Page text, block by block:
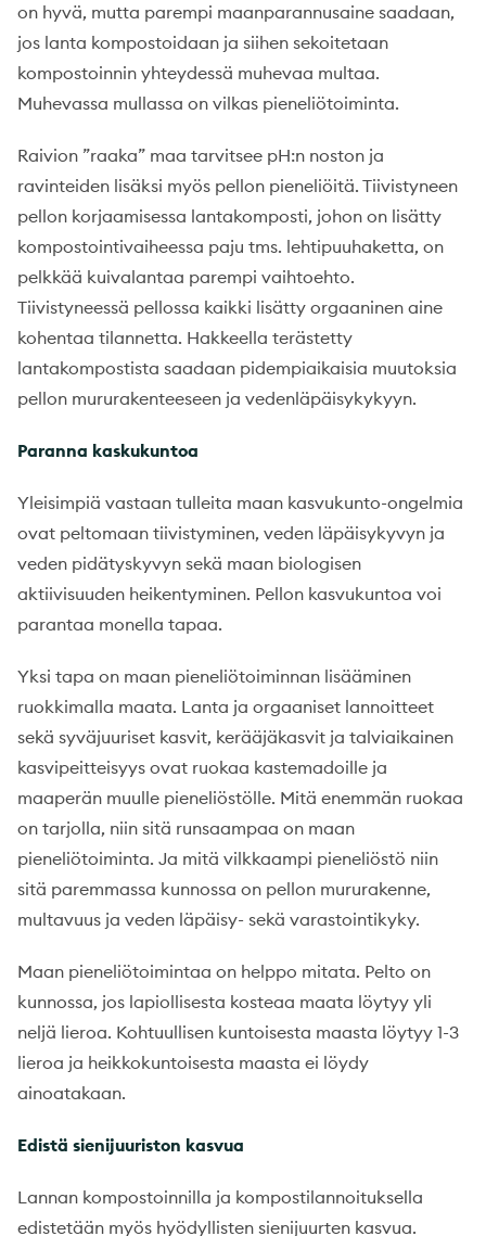
on hyvä, mutta parempi maanparannusaine saadaan,
jos lanta kompostoidaan ja siihen sekoitetaan
kompostoinnin yhteydessä muhevaa multaa.
Muhevassa mullassa on vilkas pieneliötoiminta.
Raivion ”raaka” maa tarvitsee pH:n noston ja
ravinteiden lisäksi myös pellon pieneliöitä. Tiivistyneen
pellon korjaamisessa lantakomposti, johon on lisätty
kompostointivaiheessa paju tms. lehtipuuhaketta, on
pelkkää kuivalantaa parempi vaihtoehto.
Tiivistyneessä pellossa kaikki lisätty orgaaninen aine
kohentaa tilannetta. Hakkeella terästetty
lantakompostista saadaan pidempiaikaisia muutoksia
pellon mururakenteeseen ja vedenläpäisykykyyn.
Paranna kaskukuntoa
Yleisimpiä vastaan tulleita maan kasvukunto-ongelmia
ovat peltomaan tiivistyminen, veden läpäisykyvyn ja
veden pidätyskyvyn sekä maan biologisen
aktiivisuuden heikentyminen. Pellon kasvukuntoa voi
parantaa monella tapaa.
Yksi tapa on maan pieneliötoiminnan lisääminen
ruokkimalla maata. Lanta ja orgaaniset lannoitteet
sekä syväjuuriset kasvit, kerääjäkasvit ja talviaikainen
kasvipeitteisyys ovat ruokaa kastemadoille ja
maaperän muulle pieneliöstölle. Mitä enemmän ruokaa
on tarjolla, niin sitä runsaampaa on maan
pieneliötoiminta. Ja mitä vilkkaampi pieneliöstö niin
sitä paremmassa kunnossa on pellon mururakenne,
multavuus ja veden läpäisy- sekä varastointikyky.
Maan pieneliötoimintaa on helppo mitata. Pelto on
kunnossa, jos lapiollisesta kosteaa maata löytyy yli
neljä lieroa. Kohtuullisen kuntoisesta maasta löytyy 1-3
lieroa ja heikkokuntoisesta maasta ei löydy
ainoatakaan.
Edistä sienijuuriston kasvua
Lannan kompostoinnilla ja kompostilannoituksella
edistetään myös hyödyllisten sienijuurten kasvua.